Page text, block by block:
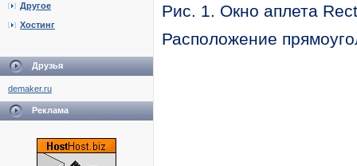
Другое
Хостинг
Друзья
demaker.ru
Реклама
Рис. 1. Окно аплета
Расположение